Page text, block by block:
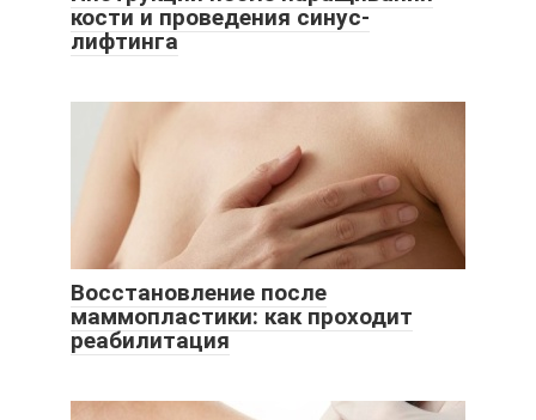
кости и проведения синус-
лифтинга
Восстановление после
маммопластики: как проходит
реабилитация